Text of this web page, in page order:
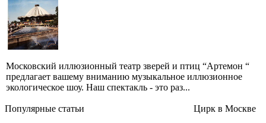
Московский иллюзионный театр зверей и птиц “Артемон “
предлагает вашему вниманию музыкальное иллюзионное
экологическое шоу. Наш спектакль - это раз...
Популярные cтатьи
Цирк в Москве